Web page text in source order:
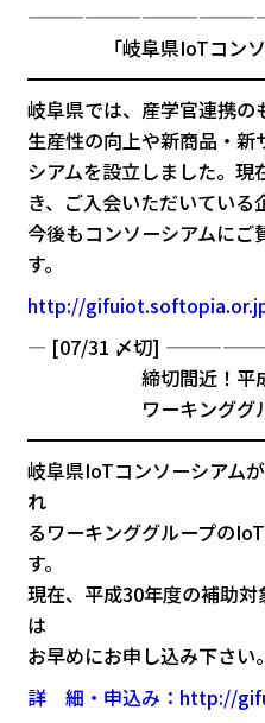
「岐阜県IoTコンソー
岐阜県では、産学官連携の
生産性の向上や新商品・
シアムを設立しました。
き、ご入会いただいてい
今後もコンソーシアムに
す。
http://
— [07/31 〆切]
締切間近！平成30
ワーキンググルー
岐阜県IoTコンソーシアム
れ
るワーキンググループの
す。
現在、平成30年度の補助
は
お早めにお申し込み下さい。
詳 細・申込み：http://